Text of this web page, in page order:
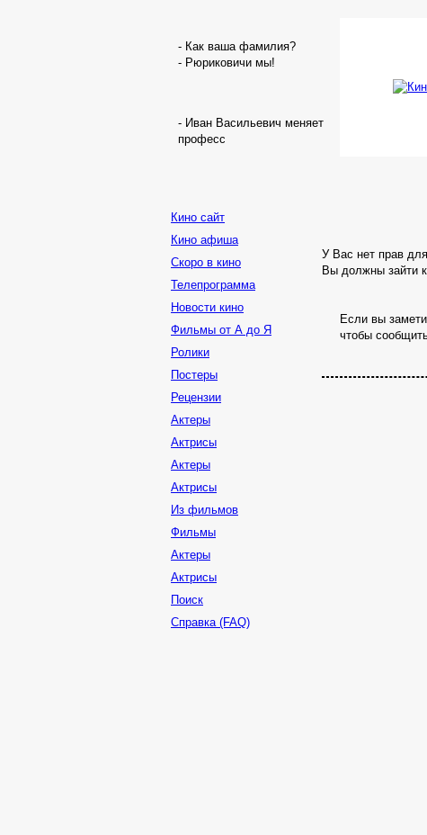
- Как ваша фамилия?
- Рюриковичи мы!
- Иван Васильевич меняет
професс
Кино сайт
Кино афиша
Скоро в кино
Телепрограмма
Новости кино
Фильмы от А до Я
Ролики
Постеры
Рецензии
Актеры
Актрисы
Актеры
Актрисы
Из фильмов
Фильмы
Актеры
Актрисы
Поиск
Справка (FAQ)
У Вас нет прав
Вы должны зайти
Если вы
чтобы